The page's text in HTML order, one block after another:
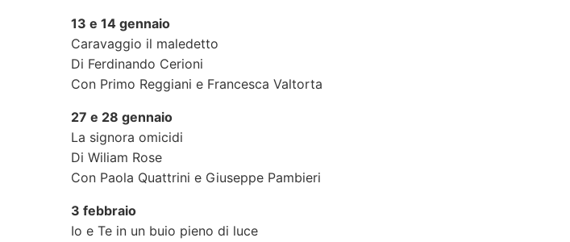
13 e 14 gennaio
Caravaggio il maledetto
Di Ferdinando Cerioni
Con Primo Reggiani e Francesca Valtorta
27 e 28 gennaio
La signora omicidi
Di Wiliam Rose
Con Paola Quattrini e Giuseppe Pambieri
3 febbraio
Io e Te in un buio pieno di luce